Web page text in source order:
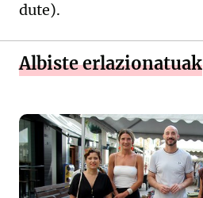
dute).
Albiste erlazionatuak